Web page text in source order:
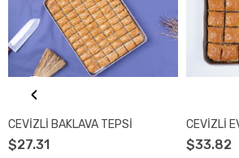
CEVİZLİ BAKLAVA TEPSİ
$27.31
CEVİZLİ
$33.82
‹